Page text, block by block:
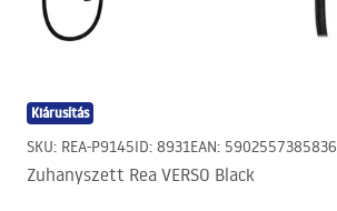
Kiárusítás
SKU: REA-P9145ID: 8931EAN: 5902557385836
Zuhanyszett Rea VERSO Black